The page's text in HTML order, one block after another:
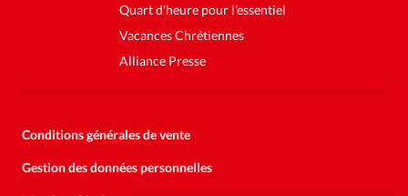
Quart d'heure pour l'essentiel
Vacances Chrétiennes
Alliance Presse
Conditions générales de vente
Gestion des données personnelles